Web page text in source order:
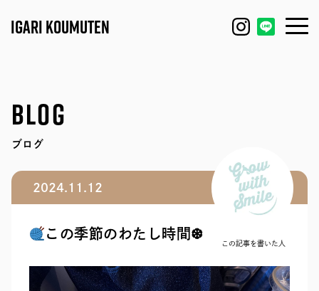
IGARI KOUMUTEN
MODEL HOUSE
IGARI FARM
COMPANY
DAGASHI
BLOG
ブログ
2024.11.12
この記事を書いた人
この季節のわたし時間❆